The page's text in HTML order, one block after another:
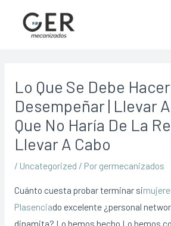
Lo Que Se Debe
Desempeñar | Llevar
Que No Haría De La
Llevar A Cabo
/ Uncategorized / Por germecanizados
Cuánto cuesta probar terminar si
Plasenciado excelente ¿personal
dinamita? Lo hemos hecho Lo hemos